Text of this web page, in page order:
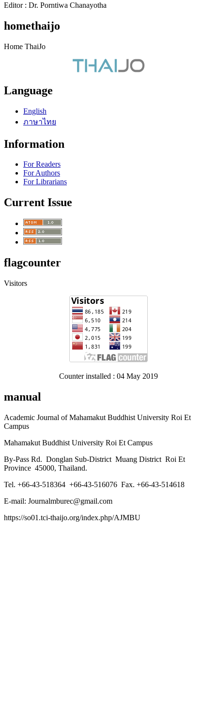
Editor : Dr. Porntiwa Chanayotha
homethaijo
Home ThaiJo
Language
English
ภาษาไทย
Information
For Readers
For Authors
For Librarians
Current Issue
flagcounter
Visitors
Counter installed : 04 May 2019
manual
Academic Journal of Mahamakut Buddhist University Roi Et
Campus
Mahamakut Buddhist University Roi Et Campus
By-Pass Rd. Donglan Sub-District Muang District Roi Et
Province 45000, Thailand.
Tel. +66-43-518364 +66-43-516076 Fax. +66-43-514618
E-mail: Journalmburec@gmail.com
https://so01.tci-thaijo.org/index.php/AJMBU